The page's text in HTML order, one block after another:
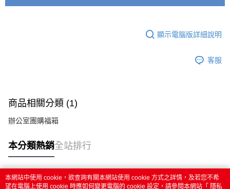
顯示電腦版詳細說明
客服
商品相關分類 (1)
辦公室團購福箱
本分類熱銷全站排行
熱門標籤
本網站中使用 cookie，欲查詢有關本網站使用 cookie 方式之詳情，及若您不希
望在電腦上使用 cookie 時應如何變更電腦的 cookie 設定，請參閱本網站「 隱私